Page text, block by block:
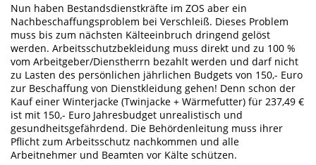
Nun haben Bestandsdienstkräfte im ZOS aber ein
Nachbeschaffungsproblem bei Verschleiß. Dieses Problem
muss bis zum nächsten Kälteeinbruch dringend gelöst
werden. Arbeitsschutzbekleidung muss direkt und zu 100 %
vom Arbeitgeber/Dienstherrn bezahlt werden und darf nicht
zu Lasten des persönlichen jährlichen Budgets von 150,- Euro
zur Beschaffung von Dienstkleidung gehen! Denn schon der
Kauf einer Winterjacke (Twinjacke + Wärmefutter) für 237,49 €
ist mit 150,- Euro Jahresbudget unrealistisch und
gesundheitsgefährdend. Die Behördenleitung muss ihrer
Pflicht zum Arbeitsschutz nachkommen und alle
Arbeitnehmer und Beamten vor Kälte schützen.